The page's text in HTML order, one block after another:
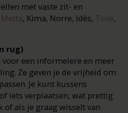
met vaste zit- en
Metta, Kima, Norre, Idès, Tove,
rug)
voor een informelere en meer
Ze geven je de vrijheid om
Je kunt kussens
iets verplaatsen, wat prettig
als je graag wisselt van